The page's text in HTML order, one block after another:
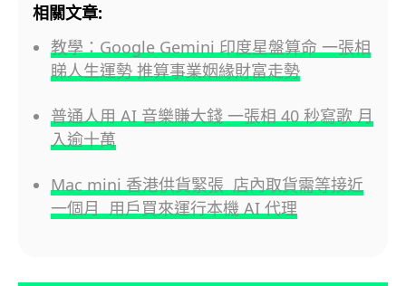
相關文章:
教學：Google Gemini 印度星盤算命 一張相
睇人生運勢 推算事業姻緣財富走勢
普通人用 AI 音樂賺大錢 一張相 40 秒寫歌 月
入逾十萬
Mac mini 香港供貨緊張 店內取貨需等接近
一個月 用戶買來運行本機 AI 代理